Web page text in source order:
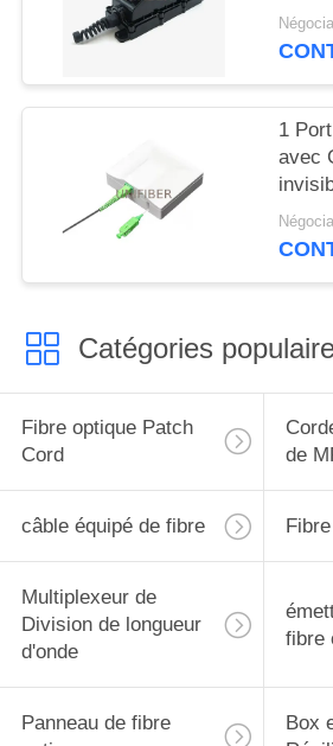
1
avec
SC/
Catégories
Fibre optique Patch
Cord
de
câble équipé de fibre
Multiplexeur de
Division de longueur
d'onde
fibre
Panneau de fibre
Box